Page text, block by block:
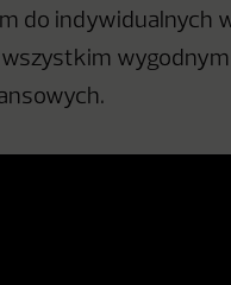
do indywidualnych